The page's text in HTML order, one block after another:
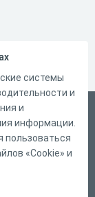
системы
и
и
информации.
пользоваться
«Cookie» и